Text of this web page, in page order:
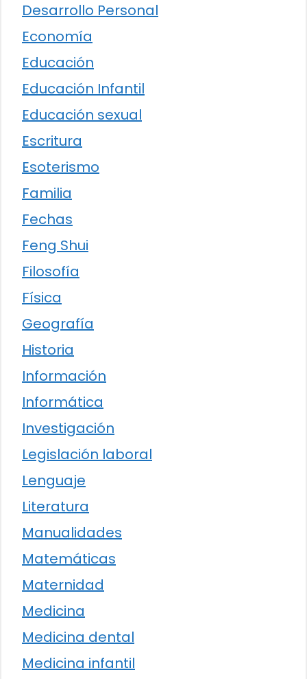
Desarrollo Personal
Economía
Educación
Educación Infantil
Educación sexual
Escritura
Esoterismo
Familia
Fechas
Feng Shui
Filosofía
Física
Geografía
Historia
Información
Informática
Investigación
Legislación laboral
Lenguaje
Literatura
Manualidades
Matemáticas
Maternidad
Medicina
Medicina dental
Medicina infantil